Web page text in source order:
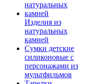
Изделия из
натуральных
камней
Сумки детские
силиконовые с
персонажами из
мультфильмов